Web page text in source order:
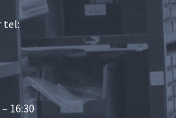
tel:
16:30